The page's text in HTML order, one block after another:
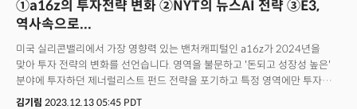
엔비디아의 GPU와 함께 생성형 AI를 구동하는 데 사용된다. 가격은 공개하지
않았다.팻 겔싱어 인텔 최고경영자(CEO)는 "2023년 쇼의 주인공인 생성형
생각한다"고 말했다. 그는 "AI 모델을 만드는 사람은 일부에 불과하고 모델을
사용하는 사람들은 굉장히 많다"며 데이터센터의 높은 비용 때문에 앞으로는
AI가 PC를 비롯한 다른 기기에서 처리되는 경우가 많아질 것으로 예상했다.
①a16z의 투자전략 변화 ②NYT의 뉴스AI 전략 ③E3,
역사속으로...
미국 실리콘밸리에서 가장 영향력 있는 밴처캐피털인 a16z가 2024년을
맞아 투자 전략의 변화를 선언습니다. 영역을 불문하고 '돈되고 성장성 높은'
분야에 투자하던 제너럴리스트 펀드 전략을 포기하고 특정 영역에만 투자하는
'섹터 펀드' 시대를 열겠다는 것입니다. 디인포메이션에 따르면 a16z는 최근
김기림 2023.12.13 05:45 PDT